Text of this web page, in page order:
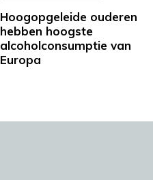
Hoogopgeleide ouderen
hebben hoogste
alcoholconsumptie van
Europa